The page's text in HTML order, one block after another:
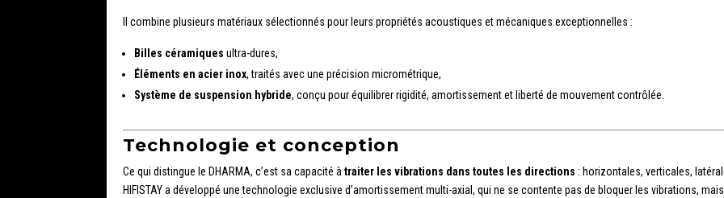
Il combine plusieurs matériaux sélectionnés pour leurs propriétés acoustiques et mécaniques exceptionnelles :
Billes céramiques ultra-dures,
Éléments en acier inox, traités avec une précision micrométrique,
Système de suspension hybride, conçu pour équilibrer rigidité, amortissement et liberté de mouvement contrôlée.
Technologie et conception
Ce qui distingue le DHARMA, c’est sa capacité àtraiter les vibrations dans toutes les directions : horizontales, verticales,
HIFISTAY a développé une technologie exclusive d’amortissement multi-axial, qui ne se contente pas de bloquer les vibrations,